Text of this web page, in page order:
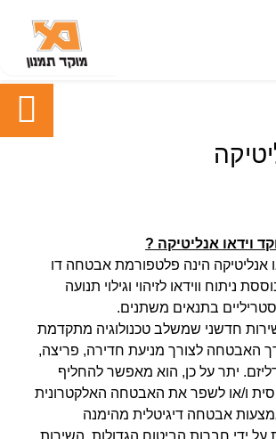
וידאו אנליטיקה ?
אנליטיקה הינה פלטפורמת אבטחה דו
ניתוח ווידאו לזיהוי וגילוי תנועה
בתנאים משתנים.
חדשני שמשלב טכנולוגיה מתקדמת
האבטחה לצורך מניעת חדירה, פריצה,
יתר על כן, הוא מאפשר להחליף
ו/או לשפר את האבטחה האלקטרונית
אבטחה דיגיטלית מהימנה
ידי חברות הביטוח הגדולות. השירות